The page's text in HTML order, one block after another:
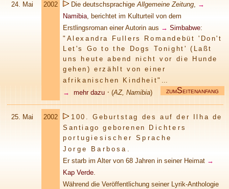
24. Mai 2002 Die deutschsprachigeAllgemeine Zeitung, →
Namibia, berichtet im Kulturteil von dem
Erstlingsroman einer Autorin aus → Simbabwe:
"Alexandra Fullers Romandebüt 'Don't
Let's Go to the Dogs Tonight' (Laßt
uns heute abend nicht vor die Hunde
gehen) erzählt von einer
afrikanischen Kindheit" ...
→
mehr dazu · (AZ, Namibia) ZUMSEITENANFANG
25. Mai 2002
100. Geburtstag des auf der Ilha de
Santiago geborenen
Dichters
portugiesischer Sprache
Jorge Barbosa.
Er starb im Alter von 68 Jahren in seiner Heimat →
Kap Verde.
Während die Veröffentlichung seiner Lyrik-Anthologie